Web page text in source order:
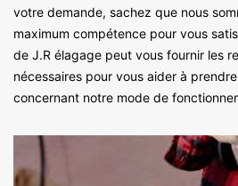
votre demande, sachez que nous
maximum compétence pour vous
de J.R élagage peut vous fournir les
nécessaires pour vous aider à
concernant notre mode de